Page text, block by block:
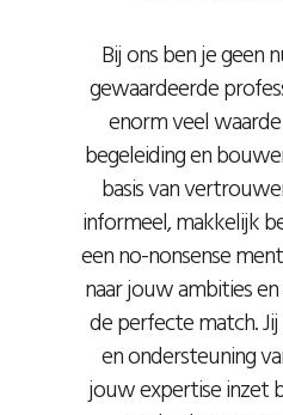
Bij ons ben je geen
gewaardeerde
enorm veel
begeleiding en
basis van
informeel, makkelijk
een no-nonsense
naar jouw ambities
de perfecte match.
en ondersteuning
jouw expertise inzet